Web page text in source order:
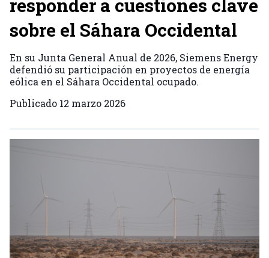
responder a cuestiones clave
sobre el Sáhara Occidental
En su Junta General Anual de 2026, Siemens Energy
defendió su participación en proyectos de energía
eólica en el Sáhara Occidental ocupado.
Publicado 12 marzo 2026